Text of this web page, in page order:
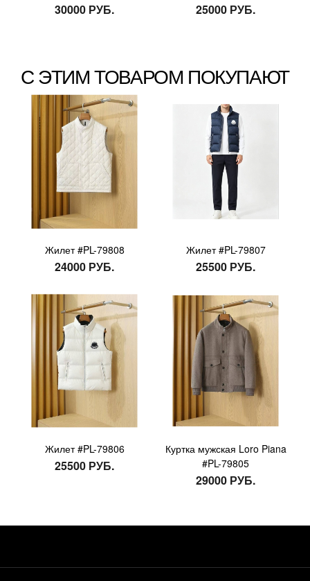
30000 РУБ. 25000 РУБ.
С ЭТИМ ТОВАРОМ ПОКУПАЮТ
Жилет #PL-79808
24000 РУБ.
Жилет #PL-79807
25500 РУБ.
Жилет #PL-79806
25500 РУБ.
Куртка мужская Loro Piana
#PL-79805
29000 РУБ.